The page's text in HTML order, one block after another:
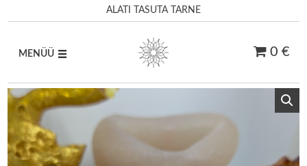
Skip
to
content
ALATI TASUTA TARNE
MENÜÜ 0 €